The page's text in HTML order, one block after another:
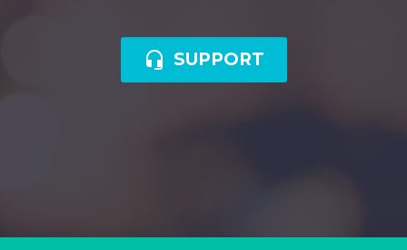
 SUPPORT